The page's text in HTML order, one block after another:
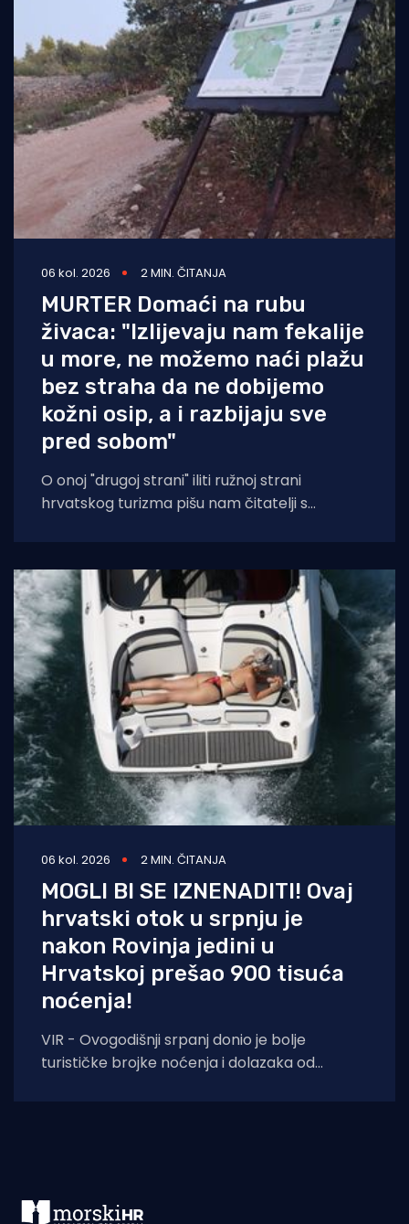
06 kol. 2026 2 MIN. ČITANJA
MURTER Domaći na rubu
živaca: "Izlijevaju nam fekalije
u more, ne možemo naći plažu
bez straha da ne dobijemo
kožni osip, a i razbijaju sve
pred sobom"
O onoj "drugoj strani" iliti ružnoj strani
hrvatskog turizma pišu nam čitatelji s
06 kol. 2026 2 MIN. ČITANJA
MOGLI BI SE IZNENADITI! Ovaj
hrvatski otok u srpnju je
nakon Rovinja jedini u
Hrvatskoj prešao 900 tisuća
noćenja!
VIR - Ovogodišnji srpanj donio je bolje
turističke brojke noćenja i dolazaka od